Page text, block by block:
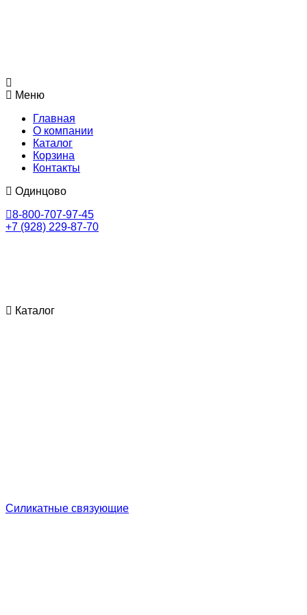
Меню
Главная
О компании
Каталог
Корзина
Контакты
Одинцово
8-800-707-97-45
+7 (928) 229-87-70
Каталог
Cиликатные связующие